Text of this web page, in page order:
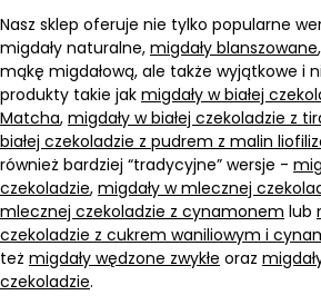
Nasz sklep oferuje nie tylko popularne
migdały naturalne, migdały blanszowane,
mąkę migdałową, ale także wyjątkowe i
produkty takie jak migdały w białej
Matcha, migdały w białej czekoladzie z
białej czekoladzie z pudrem z malin
również bardziej “tradycyjne” wersje -
czekoladzie, migdały w mlecznej
mlecznej czekoladzie z cynamonem lub
czekoladzie z cukrem waniliowym i
też migdały wędzone zwykłe oraz
czekoladzie.